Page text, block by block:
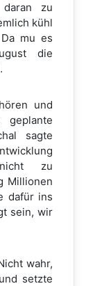
zu
kühl
mu es
die
und
sagte
zu
Millionen
dafür ins
sein, wir
wahr,
setzte